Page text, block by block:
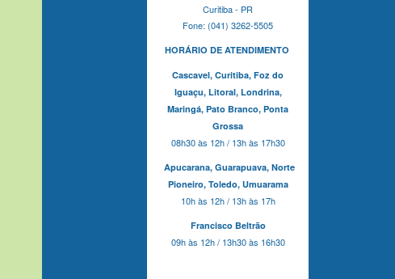
Curitiba - PR
Fone: (041) 3262-5505
HORÁRIO DE ATENDIMENTO
Cascavel, Curitiba, Foz do
Iguaçu, Litoral, Londrina,
Maringá, Pato Branco, Ponta
Grossa
08h30 às 12h / 13h às 17h30
Apucarana, Guarapuava, Norte
Pioneiro, Toledo, Umuarama
10h às 12h / 13h às 17h
Francisco Beltrão
09h às 12h / 13h30 às 16h30